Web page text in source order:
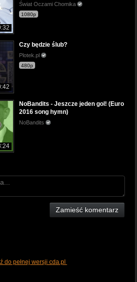
Świat Oczami Chomika
1080p
Czy będzie ślub?
Plotek.pl
480p
NoBandits - Jeszcze jeden gol! (Euro
2016 song hymn)
NoBandits
Zamieść komentarz
do pełnej wersji cda.pl